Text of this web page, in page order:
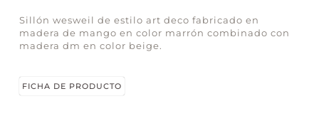
Sillón wesweil de estilo art deco fabricado en
madera de mango en color marrón combinado con
madera dm en color beige.
FICHA DE PRODUCTO